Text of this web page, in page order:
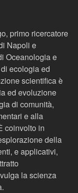
primo ricercatore
Napoli e
Oceanologia e
ecologia ed
scientifica è
ed evoluzione
di comunità,
e alla
coinvolto in
della
e applicativi,
la scienza